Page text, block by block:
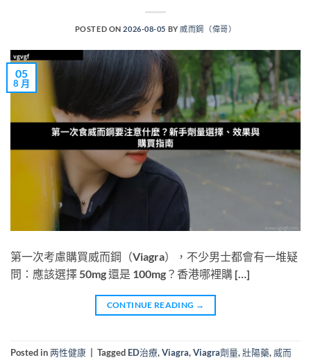
POSTED ON2026-08-05 BY 威而鋼（偉哥）
05
8 月
第一次考慮購買威而鋼（Viagra），不少男士都會有一堆疑
問：應該選擇 50mg 還是 100mg？香港哪裡購 […]
CONTINUE READING →
Posted in两性健康 Tagged ED治療,Viagra,Viagra劑量,壯陽藥, 威而